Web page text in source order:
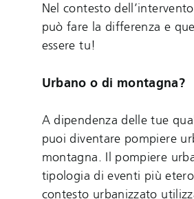
Nel contesto
può fare la differenza e
essere tu!
Urbano o di montagna?
A dipendenza delle tue
puoi diventare pompiere
montagna. Il pompiere
tipologia di eventi più
contesto urbanizzato